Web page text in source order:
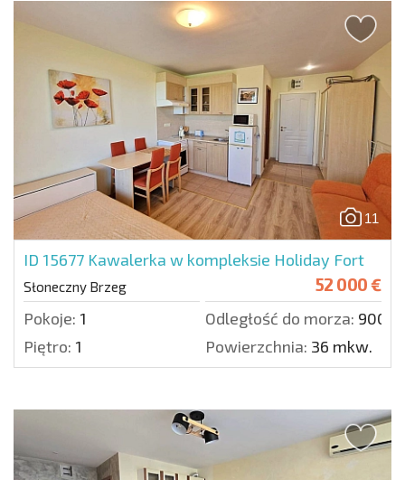
11
ID 15677 Kawalerka w kompleksie Holiday Fort
Słoneczny Brzeg 52 000 €
Pokoje: 1 Odległość do morza: 900
Piętro: 1 Powierzchnia: 36 mkw.